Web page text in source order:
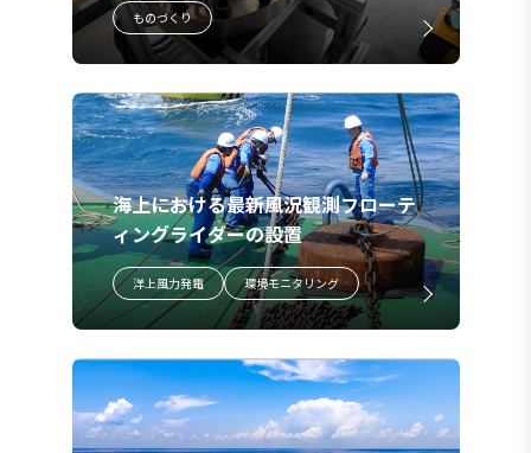
ものづくり
海上における最新風況観測フローテ
ィングライダーの設置
洋上風力発電 環境モニタリング